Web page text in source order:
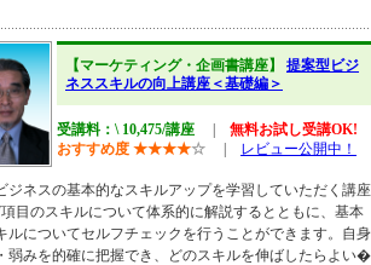
【マーケティング・企画書講座】 提案型ビジ
ネススキルの向上講座＜基礎編＞
受講料：\ 10,475/講座
無料お試し受講OK!
おすすめ度 ★★★★☆ レビュー公開中！
ジネスの基本的なスキルアップを学習していただく講座
目のスキルについて体系的に解説するとともに、基本
ルについてセルフチェックを行うことができます。自身
弱みを的確に把握でき、どのスキルを伸ばしたらよい�